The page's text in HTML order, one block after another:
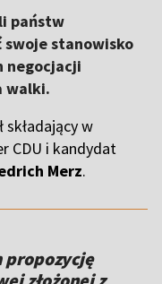
państw
swoje stanowisko
negocjacji
walki.
składający w
CDU i kandydat
Merz.
propozycję